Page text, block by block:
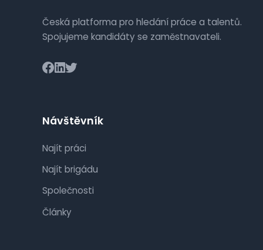
Česká platforma pro hledání práce a talentů.
Spojujeme kandidáty se zaměstnavateli.
Návštěvník
Najít práci
Najít brigádu
Společnosti
Články